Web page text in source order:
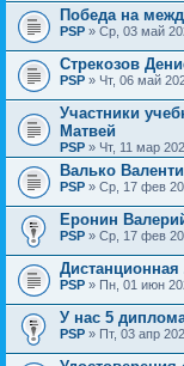
Победа на
PSP » Ср, 03 май
Стрекозов
PSP » Чт, 06 май
Участники
Матвей
PSP » Чт, 11 мар
Валько
PSP » Ср, 17 фев
Еронин
PSP » Ср, 17 фев
PSP » Пн, 01 июн
У нас 5
PSP » Пт, 03 апр